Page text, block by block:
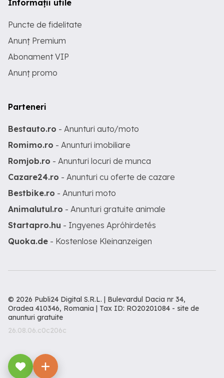
Informații utile
Puncte de fidelitate
Anunț Premium
Abonament VIP
Anunț promo
Parteneri
Bestauto.ro - Anunturi auto/moto
Romimo.ro - Anunturi imobiliare
Romjob.ro - Anunturi locuri de munca
Cazare24.ro - Anunturi cu oferte de cazare
Bestbike.ro - Anunturi moto
Animalutul.ro - Anunturi gratuite animale
Startapro.hu - Ingyenes Apróhirdetés
Quoka.de - Kostenlose Kleinanzeigen
© 2026 Publi24 Digital S.R.L. | Bulevardul Dacia nr 34,
Oradea 410346, Romania | Tax ID: RO20201084 - site de
anunturi gratuite
26.08.06.c0c206c